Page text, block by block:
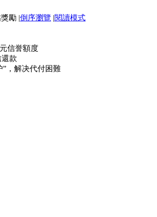
|倒序瀏覽 |閱讀模式
信誉額度
款
”，解决代付困難